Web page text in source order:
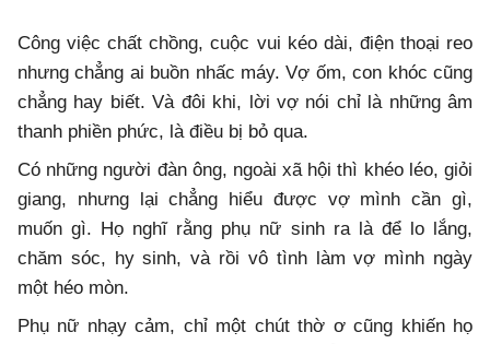
Công việc chất chồng, cuộc vui kéo dài, điện thoại reo
nhưng chẳng ai buồn nhấc máy. Vợ ốm, con khóc cũng
chẳng hay biết. Và đôi khi, lời vợ nói chỉ là những âm
thanh phiền phức, là điều bị bỏ qua.
Có những người đàn ông, ngoài xã hội thì khéo léo, giỏi
giang, nhưng lại chẳng hiểu được vợ mình cần gì,
muốn gì. Họ nghĩ rằng phụ nữ sinh ra là để lo lắng,
chăm sóc, hy sinh, và rồi vô tình làm vợ mình ngày
một héo mòn.
Phụ nữ nhạy cảm, chỉ một chút thờ ơ cũng khiến họ